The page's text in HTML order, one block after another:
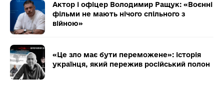
Актор і офіцер Володимир Ращук: «Воєнні
фільми не мають нічого спільного з
війною»
«Це зло має бути переможене»: історія
українця, який пережив російський полон